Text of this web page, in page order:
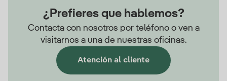
¿Prefieres que hablemos?
Contacta con nosotros por teléfono o ven a
visitarnos a una de nuestras oficinas.
Atención al cliente